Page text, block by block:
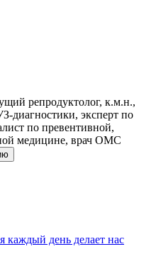
репродуктолог, к.м.н.,
диагностики, эксперт по
по превентивной,
медицине, врач ОМС